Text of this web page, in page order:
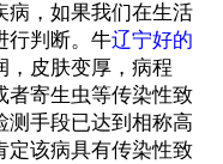
，如果我们在生活
行判断。牛辽宁好的
，皮肤变厚，病程
者寄生虫等传染性致
测手段已达到相称高
定该病具有传染性致